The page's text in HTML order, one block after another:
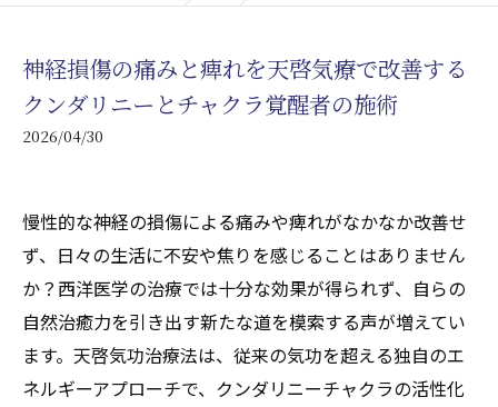
神経損傷の痛みと痺れを天啓気療で改善する
クンダリニーとチャクラ覚醒者の施術
2026/04/30
慢性的な神経の損傷による痛みや痺れがなかなか改善せ
ず、日々の生活に不安や焦りを感じることはありません
か？西洋医学の治療では十分な効果が得られず、自らの
自然治癒力を引き出す新たな道を模索する声が増えてい
ます。天啓気功治療法は、従来の気功を超える独自のエ
ネルギーアプローチで、クンダリニーチャクラの活性化